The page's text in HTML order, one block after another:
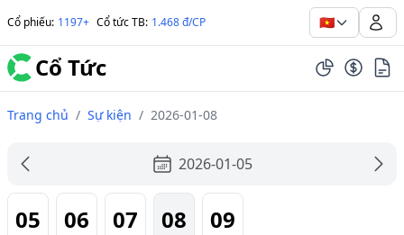
Cổ phiếu: 1197+ Cổ tức TB: 1.468 đ/CP 🇻🇳
Cổ Tức
Trang chủ / Sự kiện / 2026-01-08
2026-01-05
05 06 07 08 09